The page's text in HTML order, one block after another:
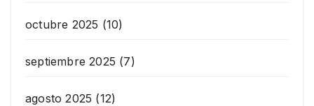
octubre 2025 (10)
septiembre 2025 (7)
agosto 2025 (12)